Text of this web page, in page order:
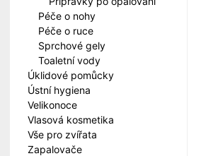
Péče o nohy
Péče o ruce
Sprchové gely
Toaletní vody
Úklidové pomůcky
Ústní hygiena
Velikonoce
Vlasová kosmetika
Vše pro zvířata
Zapalovače